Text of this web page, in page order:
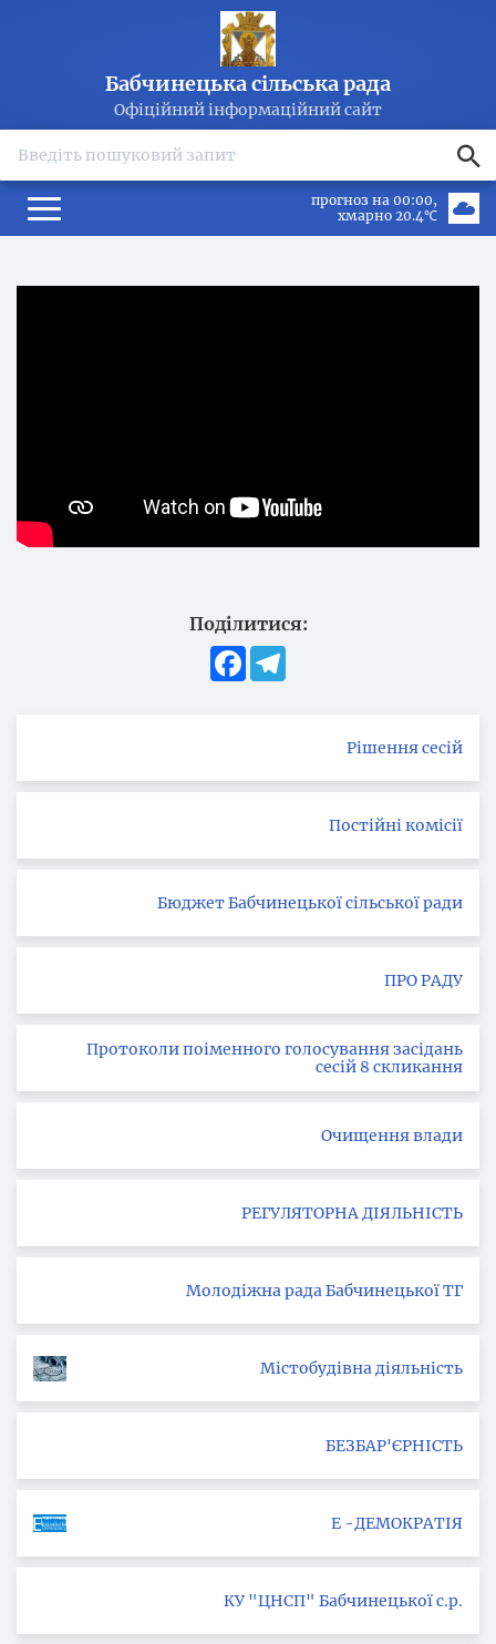
Бабчинецька сільська рада
Офіційний інформаційний сайт
прогноз на 00:00
хмарно 20.4℃
Поділитися:
Facebook
Рішення сесій
Постійні комісії
Бюджет Бабчинецької сільської ради
ПРО РАДУ
Протоколи поіменного голосування засідань
сесій 8 скликання
Очищення влади
РЕГУЛЯТОРНА ДІЯЛЬНІСТЬ
Молодіжна рада Бабчинецької ТГ
Містобудівна діяльність
БЕЗБАР'ЄРНІСТЬ
Е -ДЕМОКРАТІЯ
КУ "ЦНСП" Бабчинецької с.р.